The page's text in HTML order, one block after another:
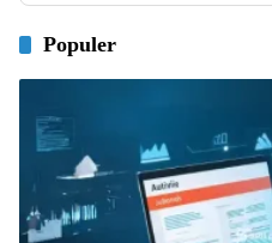
Populer